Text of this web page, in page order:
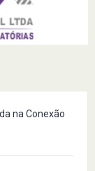
na Conexão